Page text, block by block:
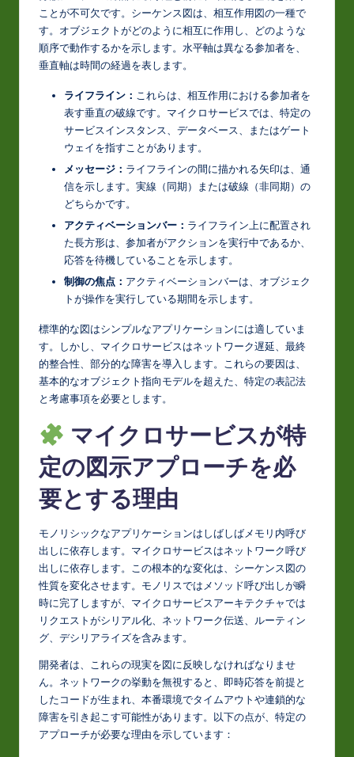
A
&
o
ことが不可欠です。シーケンス図は、相互作用図の一種で
す。オブジェクトがどのように相互に作用し、どのような
順序で動作するかを示します。水平軸は異なる参加者を、
垂直軸は時間の経過を表します。
ライフライン： これらは、相互作用における参加者を
表す垂直の破線です。マイクロサービスでは、特定の
サービスインスタンス、データベース、またはゲート
ウェイを指すことがあります。
メッセージ： ライフラインの間に描かれる矢印は、通
信を示します。実線（同期）または破線（非同期）の
どちらかです。
アクティベーションバー： ライフライン上に配置され
た長方形は、参加者がアクションを実行中であるか、
応答を待機していることを示します。
制御の焦点： アクティベーションバーは、オブジェク
トが操作を実行している期間を示します。
標準的な図はシンプルなアプリケーションには適していま
す。しかし、マイクロサービスはネットワーク遅延、最終
的整合性、部分的な障害を導入します。これらの要因は、
基本的なオブジェクト指向モデルを超えた、特定の表記法
と考慮事項を必要とします。
マイクロサービスが特
定の図示アプローチを必
要とする理由
モノリシックなアプリケーションはしばしばメモリ内呼び
出しに依存します。マイクロサービスはネットワーク呼び
出しに依存します。この根本的な変化は、シーケンス図の
性質を変化させます。モノリスではメソッド呼び出しが瞬
時に完了しますが、マイクロサービスアーキテクチャでは
リクエストがシリアル化、ネットワーク伝送、ルーティン
グ、デシリアライズを含みます。
開発者は、これらの現実を図に反映しなければなりませ
ん。ネットワークの挙動を無視すると、即時応答を前提と
したコードが生まれ、本番環境でタイムアウトや連鎖的な
障害を引き起こす可能性があります。以下の点が、特定の
アプローチが必要な理由を示しています：